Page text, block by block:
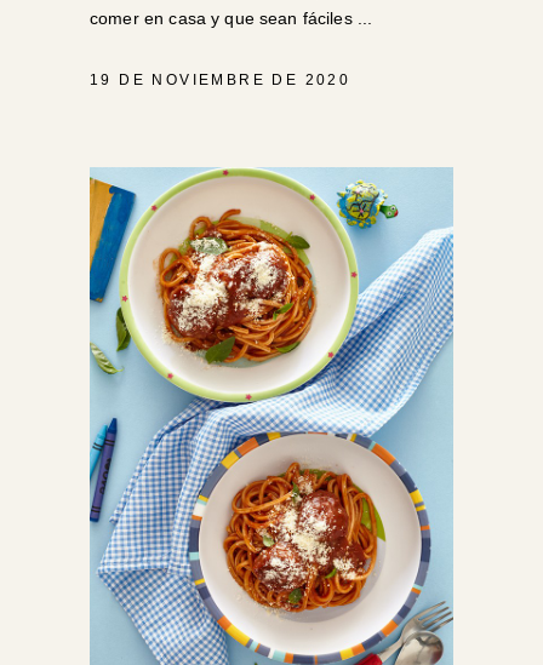
comer en casa y que sean fáciles
19 DE NOVIEMBRE DE 2020